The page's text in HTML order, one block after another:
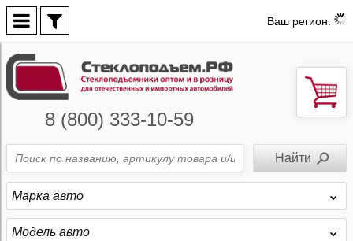
Ваш регион:
8 (800) 333-10-59
Марка авто
Модель авто